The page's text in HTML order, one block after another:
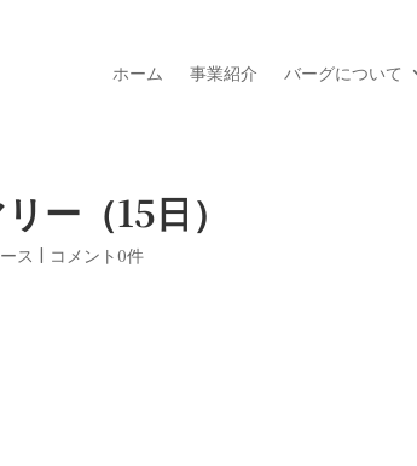
ホーム
事業紹介 バーグについて
ー（15日）
ス | コメント0件